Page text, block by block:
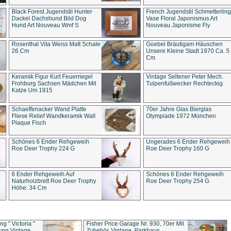
Black Forest Jugendstil Hunter
Dackel Dachshund Bild Dog
Hund Art Nouveau Wmf S
French Jugendstil Schmetterling
Vase Floral Japonismus Art
Nouveau Japonisme Fly
Rosenthal Vita Weiss Matt Schale
26 Cm
Goebel Bräutigam Häuschen
Unsere Kleine Stadt 1970 Ca. 5
Cm
Keramik Figur Kurt Feuerriegel
Frohburg Sachsen Mädchen Mit
Katze Um 1915
Vintage Seltener Peter Mech.
Tulpenfußwecker Rechteckig
Schaeffenacker Wand Platte
Fliese Relief Wandkeramik Wall
Plaque Fisch
70er Jahre Glas Bierglas
Olympiade 1972 München
Schönes 6 Ender Rehgeweih
Roe Deer Trophy 224 G
Ungerades 6 Ender Rehgeweih
Roe Deer Trophy 160 G
6 Ender Rehgeweih Auf
Naturholzbrett Roe Deer Trophy
Höhe: 34 Cm
Schönes 6 Ender Rehgeweih
Roe Deer Trophy 254 G
" Victoria "
Fisher Price Garage Nr. 930, 70er Mit